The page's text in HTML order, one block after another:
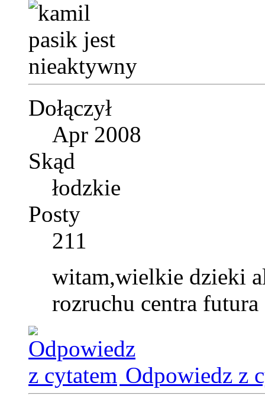
Dołączył
Apr 2008
Skąd
łodzkie
Posty
211
witam,wielkie dzieki
rozruchu centra futura
Odpowiedz z